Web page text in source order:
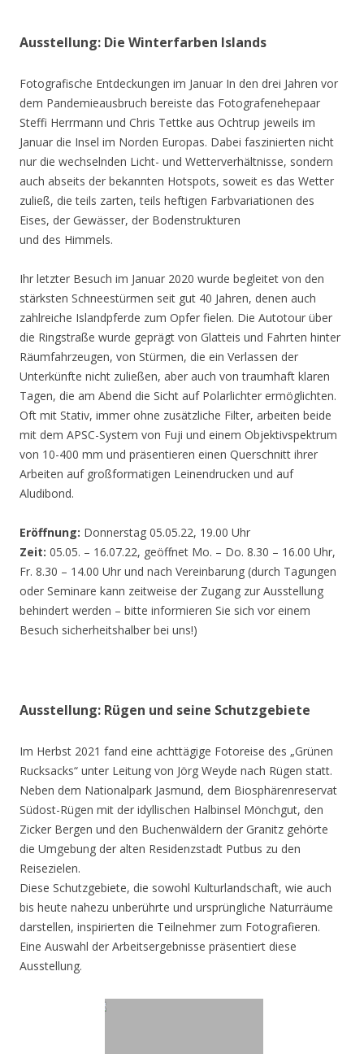
Ausstellung: Die Winterfarben Islands
Fotografische Entdeckungen im Januar In den drei Jahren vor
dem Pandemieausbruch bereiste das Fotografenehepaar
Steffi Herrmann und Chris Tettke aus Ochtrup jeweils im
Januar die Insel im Norden Europas. Dabei faszinierten nicht
nur die wechselnden Licht- und Wetterverhältnisse, sondern
auch abseits der bekannten Hotspots, soweit es das Wetter
zuließ, die teils zarten, teils heftigen Farbvariationen des
Eises, der Gewässer, der Bodenstrukturen
und des Himmels.
Ihr letzter Besuch im Januar 2020 wurde begleitet von den
stärksten Schneestürmen seit gut 40 Jahren, denen auch
zahlreiche Islandpferde zum Opfer fielen. Die Autotour über
die Ringstraße wurde geprägt von Glatteis und Fahrten hinter
Räumfahrzeugen, von Stürmen, die ein Verlassen der
Unterkünfte nicht zuließen, aber auch von traumhaft klaren
Tagen, die am Abend die Sicht auf Polarlichter ermöglichten.
Oft mit Stativ, immer ohne zusätzliche Filter, arbeiten beide
mit dem APSC-System von Fuji und einem Objektivspektrum
von 10-400 mm und präsentieren einen Querschnitt ihrer
Arbeiten auf großformatigen Leinendrucken und auf
Aludibond.
Eröffnung: Donnerstag 05.05.22, 19.00 Uhr
Zeit: 05.05. – 16.07.22, geöffnet Mo. – Do. 8.30 – 16.00 Uhr,
Fr. 8.30 – 14.00 Uhr und nach Vereinbarung (durch Tagungen
oder Seminare kann zeitweise der Zugang zur Ausstellung
behindert werden – bitte informieren Sie sich vor einem
Besuch sicherheitshalber bei uns!)
Ausstellung: Rügen und seine Schutzgebiete
Im Herbst 2021 fand eine achttägige Fotoreise des „Grünen
Rucksacks“ unter Leitung von Jörg Weyde nach Rügen statt.
Neben dem Nationalpark Jasmund, dem Biosphärenreservat
Südost-Rügen mit der idyllischen Halbinsel Mönchgut, den
Zicker Bergen und den Buchenwäldern der Granitz gehörte
die Umgebung der alten Residenzstadt Putbus zu den
Reisezielen.
Diese Schutzgebiete, die sowohl Kulturlandschaft, wie auch
bis heute nahezu unberührte und ursprüngliche Naturräume
darstellen, inspirierten die Teilnehmer zum Fotografieren.
Eine Auswahl der Arbeitsergebnisse präsentiert diese
Ausstellung.